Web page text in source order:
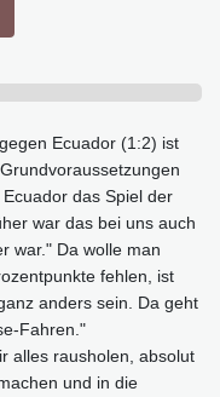
Ecuador (1:2) ist
das Spiel der
war das bei uns auch
war." Da wolle man
fehlen, ist
anders sein. Da geht
Fahren."
alles rausholen, absolut
und in die